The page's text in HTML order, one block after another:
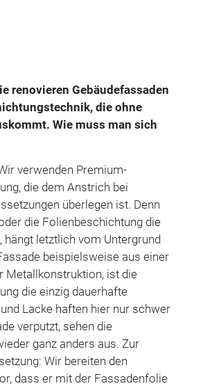
renovieren Gebäudefassaden
die ohne
Wie muss man sich
verwenden Premium-
die dem Anstrich bei
überlegen ist. Denn
die Folienbeschichtung die
hängt letztlich vom Untergrund
beispielsweise aus einer
Metallkonstruktion, ist die
die einzig dauerhafte
Lacke haften hier nur schwer
verputzt, sehen die
ganz anders aus. Zur
Wir bereiten den
dass er mit der Fassadenfolie